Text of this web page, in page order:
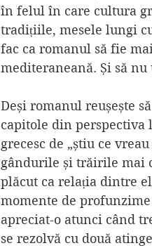
în felul în care cultura
tradițiile, mesele lungi
fac ca romanul să fie
mediteraneană. Și să
Deși romanul reușește
capitole din perspectiva
grecesc de „știu ce
gândurile și trăirile mai
plăcut ca relația dintre
momente de
apreciat-o atunci când
se rezolvă cu două